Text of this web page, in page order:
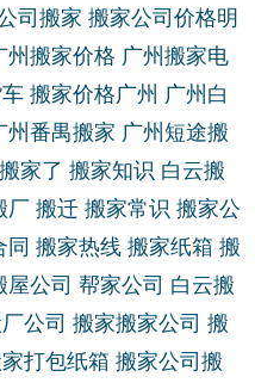
司搬家 搬家公司价格明
州搬家价格 广州搬家电
搬家价格广州 广州白
州番禺搬家 广州短途搬
搬家了 搬家知识 白云搬
厂 搬迁 搬家常识 搬家公
同 搬家热线 搬家纸箱 搬
屋公司 帮家公司 白云搬
公司 搬家搬家公司 搬
打包纸箱 搬家公司搬